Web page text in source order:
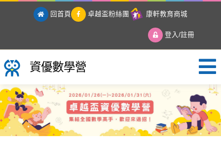
回首頁 卓越盃粉絲團 康軒教育商城
登入/註冊
資優數學營
資優數學營